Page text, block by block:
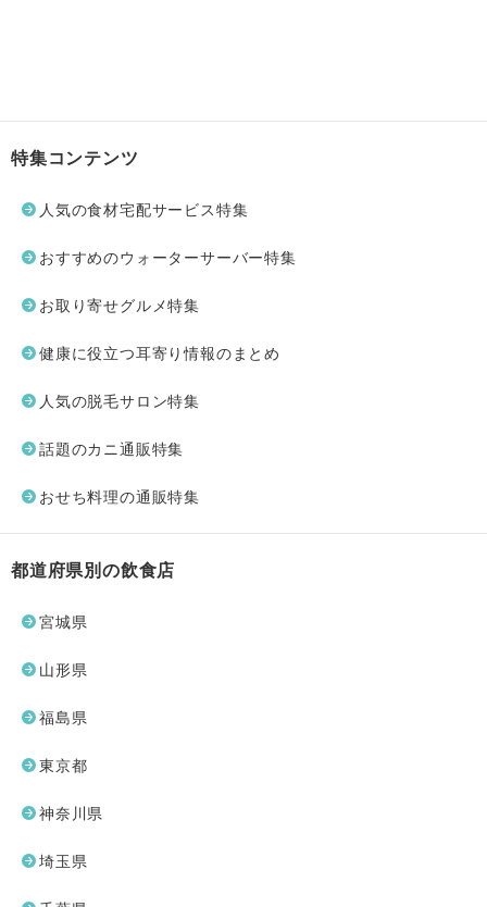
特集コンテンツ
人気の食材宅配サービス特集
おすすめのウォーターサーバー特集
お取り寄せグルメ特集
健康に役立つ耳寄り情報のまとめ
人気の脱毛サロン特集
話題のカニ通販特集
おせち料理の通販特集
都道府県別の飲食店
宮城県
山形県
福島県
東京都
神奈川県
埼玉県